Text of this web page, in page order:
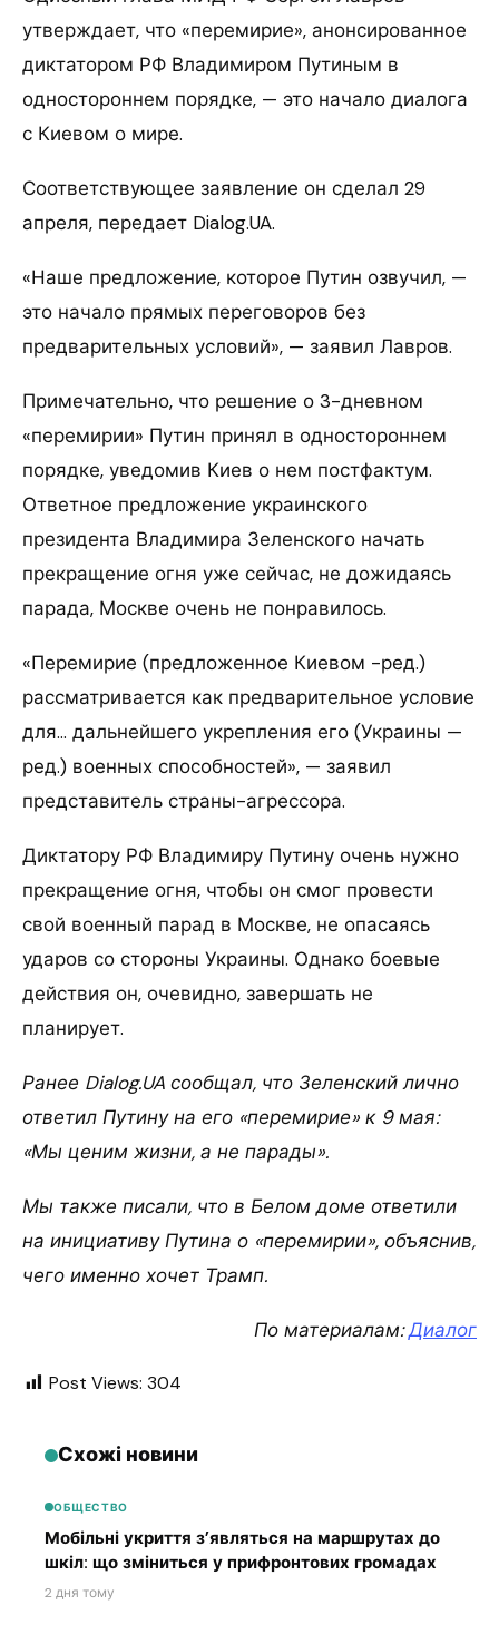
утверждает, что «перемирие», анонсированное
диктатором РФ Владимиром Путиным в
одностороннем порядке, — это начало диалога
с Киевом о мире.
Соответствующее заявление он сделал 29
апреля, передает Dialog.UA.
«Наше предложение, которое Путин озвучил, —
это начало прямых переговоров без
предварительных условий», — заявил Лавров.
Примечательно, что решение о 3-дневном
«перемирии» Путин принял в одностороннем
порядке, уведомив Киев о нем постфактум.
Ответное предложение украинского
президента Владимира Зеленского начать
прекращение огня уже сейчас, не дожидаясь
парада, Москве очень не понравилось.
«Перемирие (предложенное Киевом -ред.)
рассматривается как предварительное условие
для… дальнейшего укрепления его (Украины —
ред.) военных способностей», — заявил
представитель страны-агрессора.
Диктатору РФ Владимиру Путину очень нужно
прекращение огня, чтобы он смог провести
свой военный парад в Москве, не опасаясь
ударов со стороны Украины. Однако боевые
действия он, очевидно, завершать не
планирует.
Ранее Dialog.UA сообщал, что Зеленский лично
ответил Путину на его «перемирие» к 9 мая:
«Мы ценим жизни, а не парады».
Мы также писали, что в Белом доме ответили
на инициативу Путина о «перемирии», объяснив,
чего именно хочет Трамп.
По материалам:Диалог
Post Views: 304
Схожі новини
ОБЩЕСТВО
Мобільні укриття з’являться на маршрутах до
шкіл: що зміниться у прифронтових громадах
2 дня тому